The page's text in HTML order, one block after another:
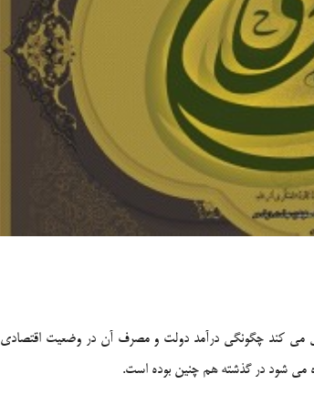
کند چگونگی درآمد دولت و مصرف آن در وضعیت اقتصادی
می شود در گذشته هم چنین بوده است.